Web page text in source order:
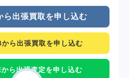
ら出張買取を申し込む
から出張買取を申し込む
ら出張査定を申し込む